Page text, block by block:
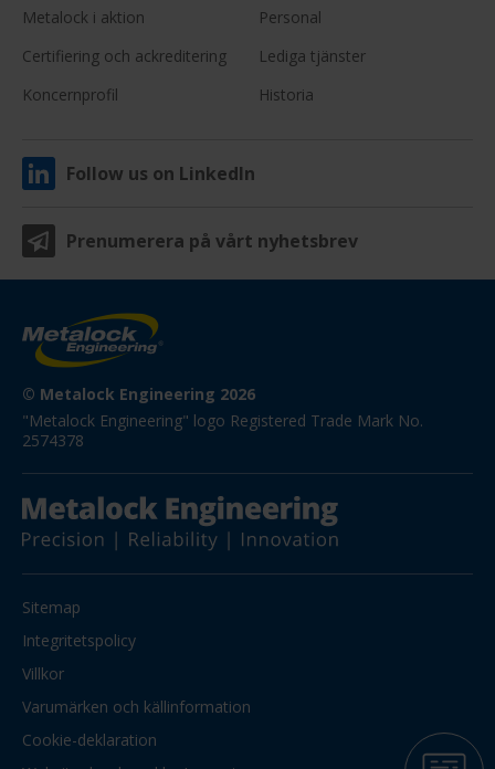
Metalock i aktion
Personal
Certifiering och ackreditering
Lediga tjänster
Koncernprofil
Historia
Follow us on LinkedIn
Prenumerera på vårt nyhetsbrev
© Metalock Engineering 2026
"Metalock Engineering" logo Registered Trade Mark No.
2574378
Sitemap
Integritetspolicy
Villkor
Varumärken och källinformation
Cookie-deklaration